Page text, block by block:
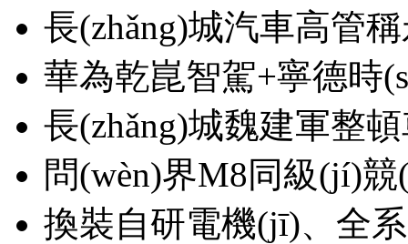
長(zhǎng)城汽車高管
華為乾崑智駕+寧德時
長(zhǎng)城魏建軍整
問(wèn)界M8同級(jí)
換裝自研電機(jī)、全